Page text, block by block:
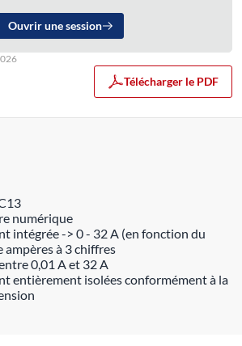
Ouvrir une session
Télécharger le PDF
numérique
intégrée -> 0 - 32 A (en fonction du
ampères à 3 chiffres
0,01 A et 32 A
entièrement isolées conformément à la